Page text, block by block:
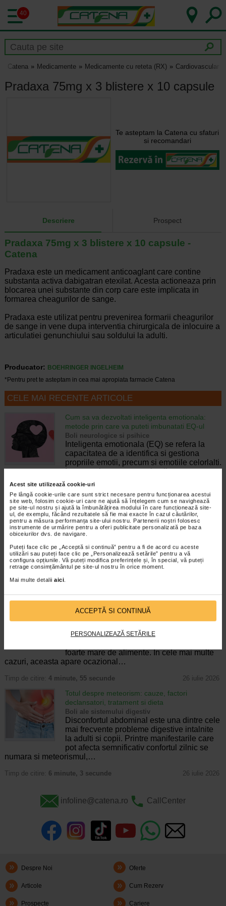
Acest site utilizează cookie-uri
Pe lângă cookie-urile care sunt strict necesare pentru funcționarea acestui
site web, folosim cookie-uri care ne ajută să înțelegem cum se navighează
pe site-ul nostru și ajută la îmbunătățirea modului în care funcționează site-
ul, de exemplu, făcând rezultatele să fie mai exacte în cazul căutărilor,
pentru a măsura performanța site-ului nostru. Partenerii noștri folosesc
instrumente de urmărire pentru a oferi publicitate personalizată pe baza
obiceiurilor dvs. de navigare.
Puteți face clic pe „Acceptă si continuă” pentru a fi de acord cu aceste
utilizări sau puteți face clic pe „Personalizează setările” pentru a vă
configura opțiunile. Vă puteți modifica preferințele și, în special, vă puteți
retrage consimțământul pe site-ul nostru în orice moment.
Mai multe detalii aici.
ACCEPTĂ SI CONTINUĂ
PERSONALIZEAZĂ SETĂRILE
40
Catena Medicamente Medicamente cu reteta (RX) Cardiovascular
Pradaxa 75mg x 3 blistere x 10 capsule
Te asteptam la Catena cu sfaturi
si recomandari
Descriere Prospect
Pradaxa 75mg x 3 blistere x 10 capsule -
Catena
Pradaxa este un medicament anticoaglant care contine
substanta activa dabigatran etexilat. Acesta actioneaza prin
blocarea unei substante din corp care este implicata in
formarea cheagurilor de sange.
Pradaxa este utilizat pentru prevenirea formarii cheagurilor
de sange in vene dupa interventia chirurgicala de inlocuire a
articulatiei genunchiului sau soldului la adulti.
Producator:
BOEHRINGER INGELHEIM
*Pentru pret te asteptam in cea mai apropiata farmacie Catena
CELE MAI RECENTE ARTICOLE
Cum sa va dezvoltati inteligenta emotionala:
metode prin care va puteti imbunatati EQ-ul
Boli neurologice si psihice
Inteligenta emotionala (EQ) se refera la
capacitatea de a identifica si gestiona
propriile emotii, precum si emotiile celorlalti.
In general, se spune ca inteligenta
emotionala cuprinde cateva abilitati:…
Timp de citire:4 minute, 39 secunde 6 august 2026
Enurezis: cauze, factori declansatori si solutii
Sistem urinar
Enurezisul este termenul medical pentru
pierderea accidentala de urina, de obicei in
timpul somnului. Este o afectiune frecventa
atat in randul copiilor, cat si al adultilor.
Enurezisul este considerat…
Timp de citire:4 minute, 32 secunde
cum o tratati
dupa masa o senzatie de prea plin, chiar si
foarte mare de alimente. In cele mai multe
cazuri, aceasta apare ocazional…
Timp de citire: 4 minute, 55 secunde 26 iulie 2026
Totul despre meteorism: cauze, factori
declansatori, tratament si dieta
Boli ale sistemului digestiv
Disconfortul abdominal este una dintre cele
mai frecvente probleme digestive intalnite
la adulti si copii. Printre manifestarile care
pot afecta semnificativ confortul zilnic se
numara si meteorismul,…
Timp de citire: 6 minute, 3 secunde 26 iulie 2026
infoline@catena.ro CallCenter
Despre Noi Oferte
Articole Cum Rezerv
Prospecte Cariere